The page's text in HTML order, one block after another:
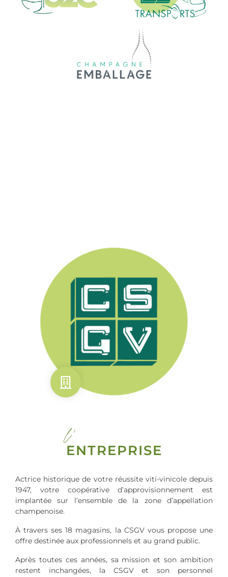
l'
ENTREPRISE
Actrice historique de votre réussite viti-vinicole depuis
1947, votre coopérative d’approvisionnement est
implantée sur l’ensemble de la zone d’appellation
champenoise.
À travers ses 18 magasins, la CSGV vous propose une
offre destinée aux professionnels et au grand public.
Après toutes ces années, sa mission et son ambition
restent inchangées, la CSGV et son personnel